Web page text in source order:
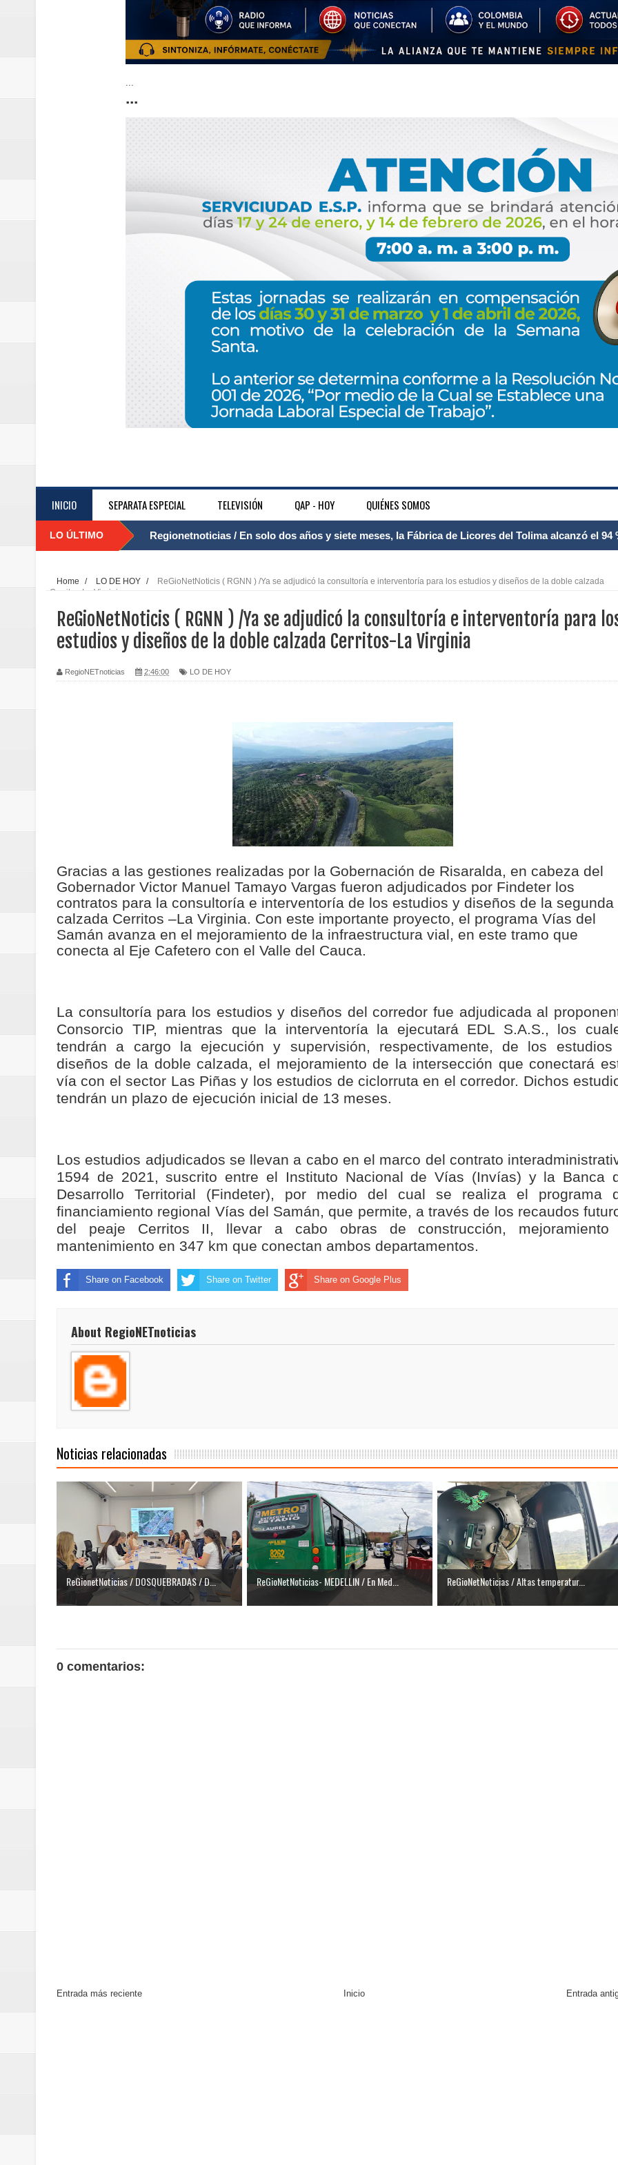
...
...
INICIO SEPARATA ESPECIAL TELEVISIÓN QAP - HOY QUIÉNES SOMOS
LO ÚLTIMO Regionetnoticias / El Aeropuerto Internacional Matecaña fortalece su conectividad con una
Regionetnoticias / Caldas fortalece el Mecanismo Articulador Departamental para el abordaje de
Regionetnoticias / La Alcaldía de Pereira continúa renovando espacios comunitarios que llevaban
Regionetnoticias / Agua potable transforma la vida de 68 estudiantes rurales en Filadelfia gracias
Regionetnoticias / Población vulnerable en Tuluá tendrá comedor comunitario gracias al
Vallecaucana
Regionetnoticias / Villarrica avanza hacia una ruta definitiva de reasentamiento
Regionetnoticias / Pereira avanza con resultados en salud mental, innovación y paz
Regionetnoticias / Estas son las millonarias inversiones del Gobierno Matiz en el municipio de
Regionetnoticias / Gobernación de Caldas hace seguimiento al avance de la construcción de 400
Regionetnoticias / Despliegue de seguridad sin precedentes: El Valle y la nación refuerzan
terrestre para la posesión presidencial
Regionetnoticias / Las ayudas técnicas aportaron dignidad a las personas con discapacidad de
ReGioNetNoticias / RISARALDA / Risaralda fortalece la preparación de sus municipios frente al
ReGionetNoticias / DOSQUEBRADAS / Dosquebradas fortalece la respuesta frente a tres Alertas
ReGioNetNoticias- MEDELLIN / En Medellín fue inmovilizado un bus que estaba siendo lavado
seguridad para la posesión presidencial
Regionetnoticias / En solo dos años y siete meses, la Fábrica de Licores del Tolima alcanzó el 94
transferencias prevista para los 4 años de gobierno
Home / LO DE HOY /
ReGioNetNoticis ( RGNN ) /Ya se adjudicó la consultoría e interventoría para los estudios y diseños de la doble calzada
Cerritos-La Virginia
ReGioNetNoticis ( RGNN ) /Ya se adjudicó la consultoría e interventoría para
estudios y diseños de la doble calzada Cerritos-La Virginia
RegioNETnoticias 2:46:00 LO DE HOY
Gracias a las gestiones realizadas por la Gobernación de Risaralda, en cabeza del
Gobernador Victor Manuel Tamayo Vargas fueron adjudicados por Findeter los
contratos para la consultoría e interventoría de los estudios y diseños de la segunda
calzada Cerritos –La Virginia. Con este importante proyecto, el programa Vías del
Samán avanza en el mejoramiento de la infraestructura vial, en este tramo que
conecta al Eje Cafetero con el Valle del Cauca.
La consultoría para los estudios y diseños del corredor fue adjudicada al
Consorcio TIP, mientras que la interventoría la ejecutará EDL S.A.S., los
tendrán a cargo la ejecución y supervisión, respectivamente, de los
diseños de la doble calzada, el mejoramiento de la intersección que conectará
vía con el sector Las Piñas y los estudios de ciclorruta en el corredor. Dichos
tendrán un plazo de ejecución inicial de 13 meses.
Los estudios adjudicados se llevan a cabo en el marco del contrato
1594 de 2021, suscrito entre el Instituto Nacional de Vías (Invías) y la Banca
Desarrollo Territorial (Findeter), por medio del cual se realiza el programa
financiamiento regional Vías del Samán, que permite, a través de los recaudos
del peaje Cerritos II, llevar a cabo obras de construcción,
mantenimiento en 347 km que conectan ambos departamentos.
Share on Facebook Share on Twitter Share on Google Plus
About RegioNETnoticias
Noticias relacionadas
ReGionetNoticias / DOSQUEBRADAS / D... ReGioNetNoticias- MEDELLIN / En Med... ReGioNetNoticias / Altas temperatur...
0 comentarios:
Entrada más reciente Entrada
Inicio